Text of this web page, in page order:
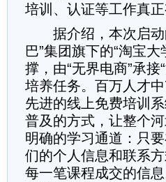
培训、认证等工作真正
据介绍，本次启动
巴”集团旗下的“淘宝
撑，由“无界电商”承
培养任务。百万人才
先进的线上免费培训
普及的方式，让整个
明确的学习通道：只
们的个人信息和联系
每一笔课程成交的信